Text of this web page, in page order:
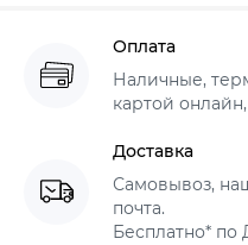
Оплата
Наличные,
картой
Доставка
Самовывоз,
почта.
Бесплатно* по